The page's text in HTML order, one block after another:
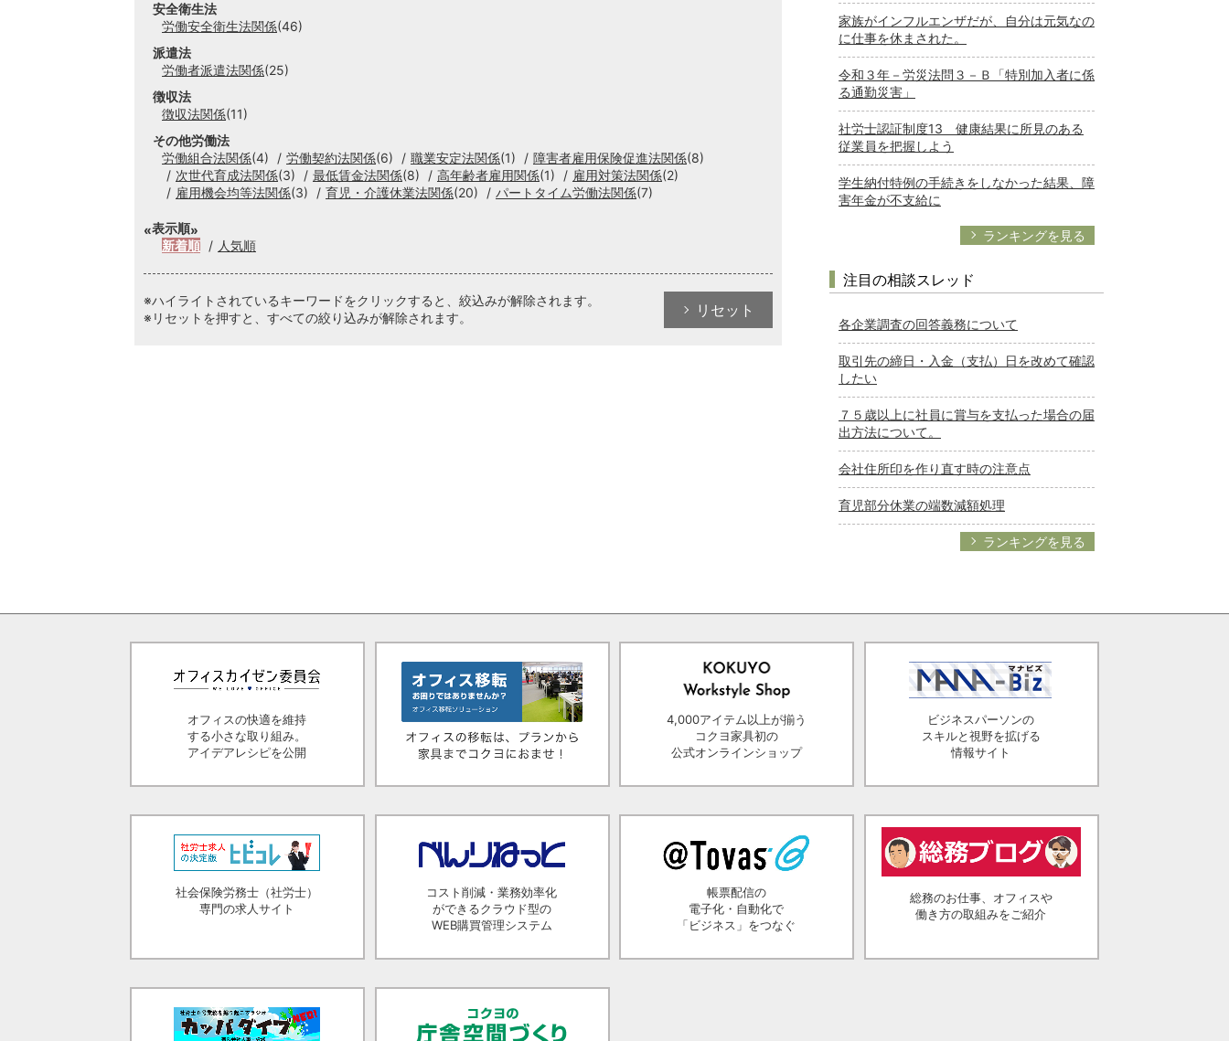
安全衛生法
労働安全衛生法関係(46)
派遣法
労働者派遣法関係(25)
徴収法
徴収法関係(11)
その他労働法
労働組合法関係(4) 労働契約法関係(6) 職業安定法関係(1) 障害者雇用保険促進法関係(8)
次世代育成法関係(3) 最低賃金法関係(8) 高年齢者雇用関係(1) 雇用対策法関係(2)
雇用機会均等法関係(3) 育児・介護休業法関係(20) パートタイム労働法関係(7)
表示順
新着順
人気順
※ハイライトされているキーワードをクリックすると、絞込みが解除されます。
※リセットを押すと、すべての絞り込みが解除されます。
リセット
家族がインフルエンザだが、自分は元気なの
に仕事を休まされた。
令和３年－労災法問３－Ｂ「特別加入者に係
る通勤災害」
社労士認証制度13 健康結果に所見のある
従業員を把握しよう
学生納付特例の手続きをしなかった結果、障
害年金が不支給に
ランキングを見る
注目の相談スレッド
各企業調査の回答義務について
取引先の締日・入金（支払）日を改めて確認
したい
７５歳以上に社員に賞与を支払った場合の届
出方法について。
会社住所印を作り直す時の注意点
育児部分休業の端数減額処理
ランキングを見る
オフィスの快適を維持
する小さな取り組み。
アイデアレシピを公開
4,000アイテム以上が揃う
コクヨ家具初の
公式オンラインショップ
ビジネスパーソンの
スキルと視野を拡げる
情報サイト
社会保険労務士（社労士）
専門の求人サイト
コスト削減・業務効率化
ができるクラウド型の
WEB購買管理システム
帳票配信の
電子化・自動化で
「ビジネス」をつなぐ
総務のお仕事、オフィスや
働き方の取組みをご紹介